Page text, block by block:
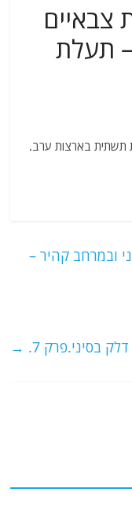
צבאיים
– תעלת
תשתית בארצות ערב.
ובמרחב קהיר –
בסיני.פרק 7. →